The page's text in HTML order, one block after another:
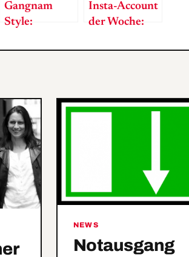
Gangnam
Style:
Insta-Account
der Woche:
Welt des
NEWS
Notausgang